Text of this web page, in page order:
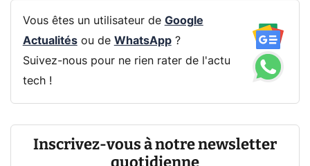
Vous êtes un utilisateur de Google
Actualitésou de WhatsApp?
Suivez-nous pour ne rien rater de l'actu
tech !
Inscrivez-vous à notre newsletter
quotidienne